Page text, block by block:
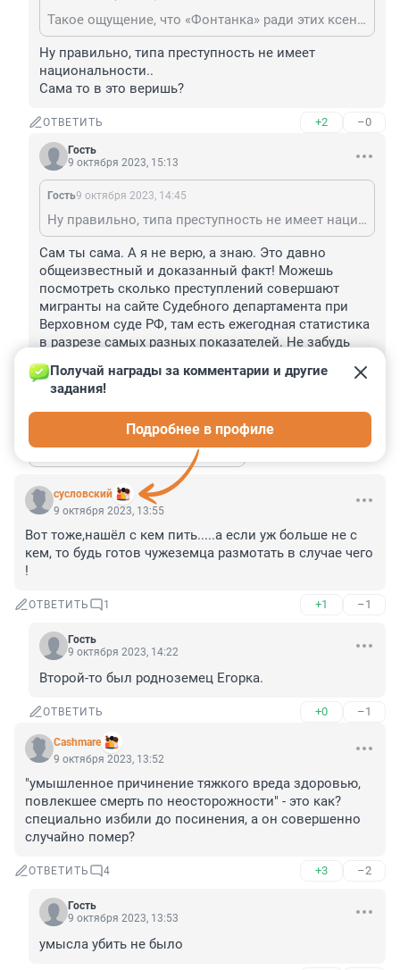
Такое ощущение, что «Фонтанка» ради этих ксенофобов и указывает имена и гражданство преступников. Чтобы они порезвились в комментариях и заодно побольше просмотров сделали.
Ну правильно, типа преступность не имеет
национальности..
Сама то в это веришь?
ОТВЕТИТЬ +2 –0
Гость
9 октября 2023, 15:13
Гость9 октября 2023, 14:45
Ну правильно, типа преступность не имеет национальности.. Сама то в это веришь?
Сам ты сама. А я не верю, а знаю. Это давно
общеизвестный и доказанный факт! Можешь
посмотреть сколько преступлений совершают
мигранты на сайте Судебного департамента при
Верховном суде РФ, там есть ежегодная статистика
в разрезе самых разных показателей. Не забудь
потом посыпать голову пеплом, когда узнаешь, что
95 процентов на совести твоих соплеменников.
ОТВЕТИТЬ +0 –3
Показать ещё 3 ответа
сусловский
Получай награды за комментарии и другие
задания!
Подробнее в профиле
9 октября 2023, 13:55
Вот тоже,нашёл с кем пить.....а если уж больше не с
кем, то будь готов чужеземца размотать в случае чего
!
ОТВЕТИТЬ 1 +1 –1
Гость
9 октября 2023, 14:22
Второй-то был родноземец Егорка.
ОТВЕТИТЬ +0 –1
Cashmare
9 октября 2023, 13:52
"умышленное причинение тяжкого вреда здоровью,
повлекшее смерть по неосторожности" - это как?
специально избили до посинения, а он совершенно
случайно помер?
ОТВЕТИТЬ 4 +3 –2
Гость
9 октября 2023, 13:53
умысла убить не было